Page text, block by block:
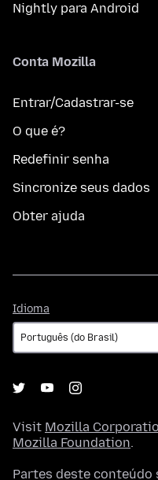
Nightly para Android
Conta Mozilla
Entrar/Cadastrar-se
O que é?
Redefinir senha
Sincronize seus dados
Obter ajuda
Idioma
Visit Mozilla
Mozilla Foundation.
Partes deste